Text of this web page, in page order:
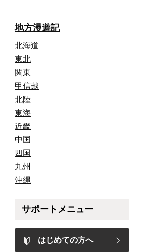
地方漫遊記
北海道
東北
関東
甲信越
北陸
東海
近畿
中国
四国
九州
沖縄
サポートメニュー
はじめての方へ